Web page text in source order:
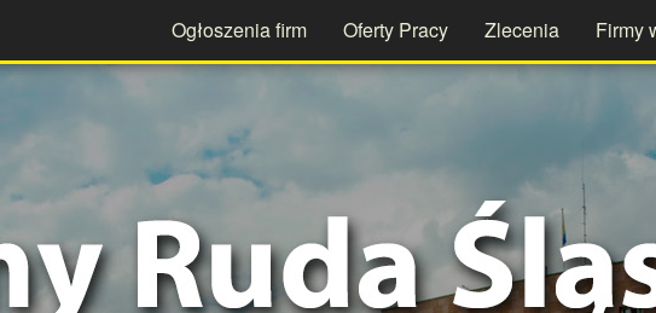
Ogłoszenia firm Oferty Pracy Zlecenia Firmy